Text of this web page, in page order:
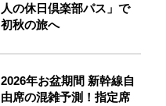
人の休日倶楽部パス」で
初秋の旅へ
2026年お盆期間 新幹線自
由席の混雑予測！指定席